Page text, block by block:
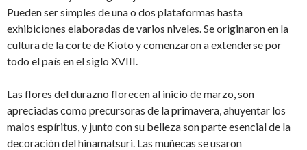
Pueden ser simples de una o dos plataformas hasta
exhibiciones elaboradas de varios niveles. Se originaron en la
cultura de la corte de Kioto y comenzaron a extenderse por
todo el país en el siglo XVIII.
Las flores del durazno florecen al inicio de marzo, son
apreciadas como precursoras de la primavera, ahuyentar los
malos espíritus, y junto con su belleza son parte esencial de la
decoración del hinamatsuri. Las muñecas se usaron